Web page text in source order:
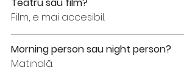
Film, e mai accesibil.
Morning person sau night person?
Matinală.